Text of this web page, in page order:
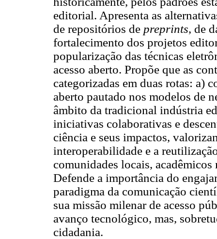
editorial. Apresenta as
de repositórios de preprints, de
fortalecimento dos projetos
popularização das técnicas
acesso aberto. Propõe que as
categorizadas em duas rotas: a)
aberto pautado nos modelos de
âmbito da tradicional indústria
iniciativas colaborativas e
ciência e seus impactos,
interoperabilidade e a
comunidades locais,
Defende a importância do
paradigma da comunicação
sua missão milenar de acesso
avanço tecnológico, mas,
cidadania.